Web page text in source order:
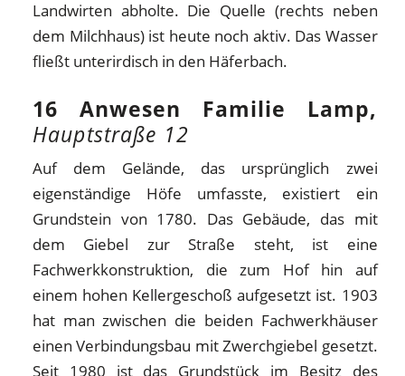
Landwirten abholte. Die Quelle (rechts neben
dem Milchhaus) ist heute noch aktiv. Das Wasser
fließt unterirdisch in den Häferbach.
16 Anwesen Familie Lamp,
Hauptstraße 12
Auf dem Gelände, das ursprünglich zwei
eigenständige Höfe umfasste, existiert ein
Grundstein von 1780. Das Gebäude, das mit
dem Giebel zur Straße steht, ist eine
Fachwerkkonstruktion, die zum Hof hin auf
einem hohen Kellergeschoß aufgesetzt ist. 1903
hat man zwischen die beiden Fachwerkhäuser
einen Verbindungsbau mit Zwerchgiebel gesetzt.
Seit 1980 ist das Grundstück im Besitz des